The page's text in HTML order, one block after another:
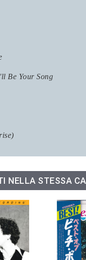
Be Your Song
NELLA STESSA